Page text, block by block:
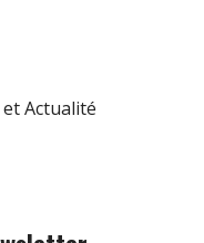
et Actualité